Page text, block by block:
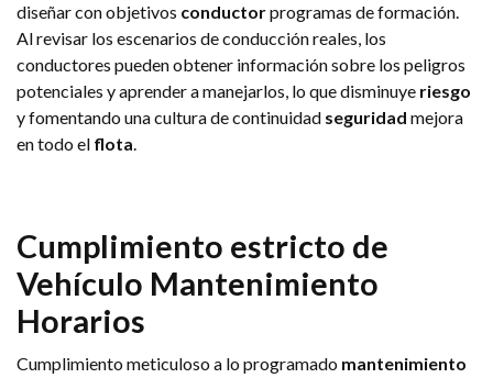
diseñar con objetivos conductorprogramas de formación.
Al revisar los escenarios de conducción reales, los
conductores pueden obtener información sobre los peligros
potenciales y aprender a manejarlos, lo que disminuye riesgo
y fomentando una cultura de continuidad seguridad mejora
en todo el flota.
Cumplimiento estricto de
Vehículo Mantenimiento
Horarios
Cumplimiento meticuloso a lo programado mantenimiento